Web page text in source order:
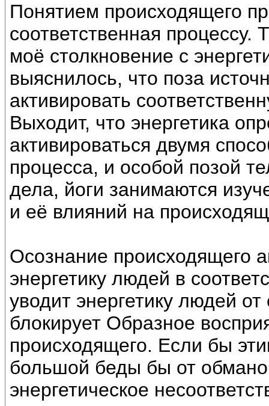
Понятием происходящего
соответственная процессу.
моё столкновение с
выяснилось, что поза
активировать
Выходит, что энергетика
активироваться двумя
процесса, и особой позой
дела, йоги занимаются
и её влияний на
Осознание происходящего
энергетику людей в
уводит энергетику людей
блокирует Образное
происходящего. Если бы
большой беды бы от
энергетическое